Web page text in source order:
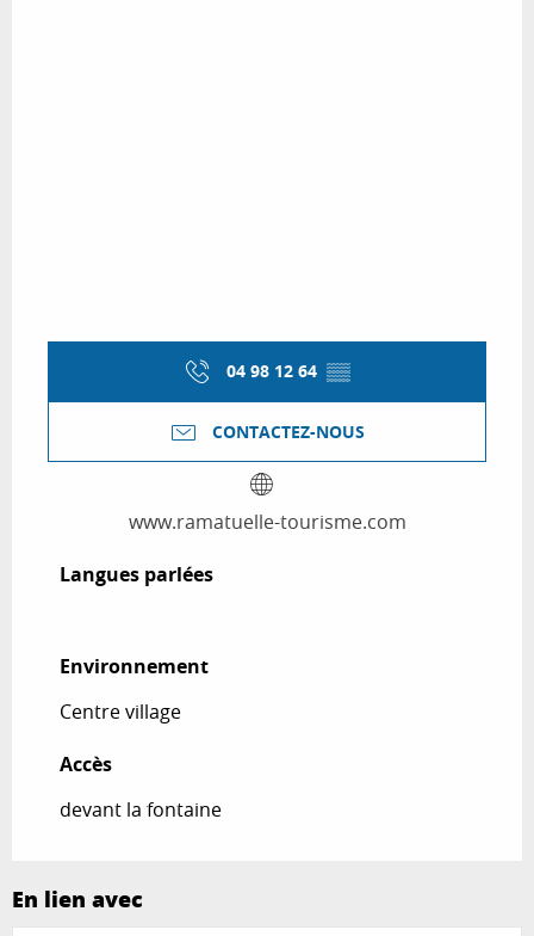
04 98 12 64 ▒▒
CONTACTEZ-NOUS
www.ramatuelle-tourisme.com
Langues parlées
Langues parlées
Environnement
Environnement
Centre village
Accès
Accès
devant la fontaine
En lien avec